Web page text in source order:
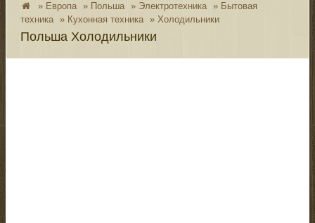
» Европа » Польша » Электротехника » Бытовая
техника
» Кухонная техника » Холодильники
Польша Холодильники